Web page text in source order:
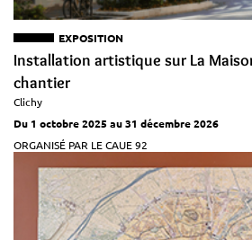
EXPOSITION
Installation artistique sur La
chantier
Clichy
Du 1 octobre 2025 au 31 décembre 2026
ORGANISÉ PAR LE CAUE 92